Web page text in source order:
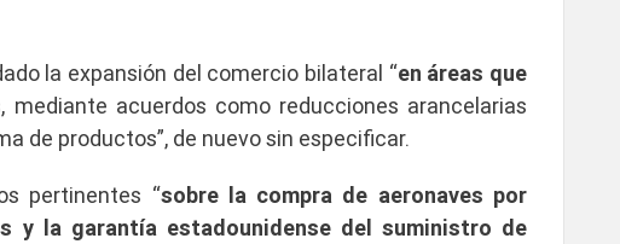
la expansión del comercio bilateral “en áreas que
, mediante acuerdos como reducciones arancelarias
de productos”, de nuevo sin especificar.
pertinentes “sobre la compra de aeronaves por
y la garantía estadounidense del suministro de